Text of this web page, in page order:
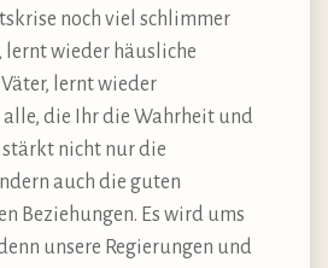
noch viel schlimmer
lernt wieder häusliche
lernt wieder
alle, die Ihr die Wahrheit und
nicht nur die
auch die guten
Beziehungen. Es wird ums
unsere Regierungen und